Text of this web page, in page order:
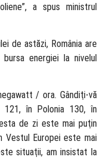
a spus ministrul
de astăzi, România are
energiei la nivelul
/ ora. Gândiţi-vă
în Polonia 130, în
de zi este mai puţin
Vestul Europei este mai
situaţii, am insistat la